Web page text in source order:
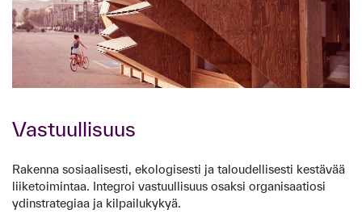
Vastuullisuus
Rakenna sosiaalisesti, ekologisesti ja taloudellisesti kestävää
liiketoimintaa. Integroi vastuullisuus osaksi organisaatiosi
ydinstrategiaa ja kilpailukykyä.